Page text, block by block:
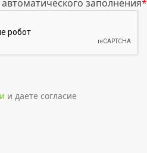
заполнения*
и даете согласие